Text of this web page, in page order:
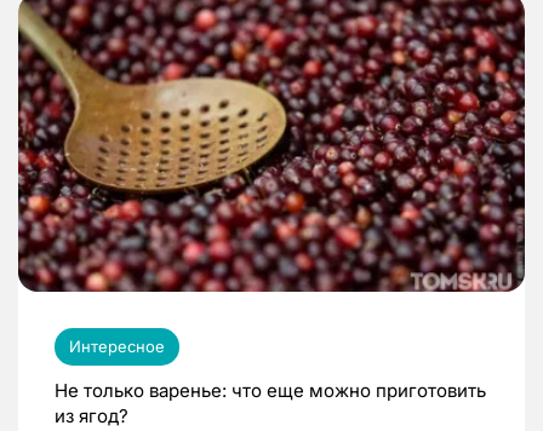
Интересное
Не только варенье: что еще можно приготовить
из ягод?